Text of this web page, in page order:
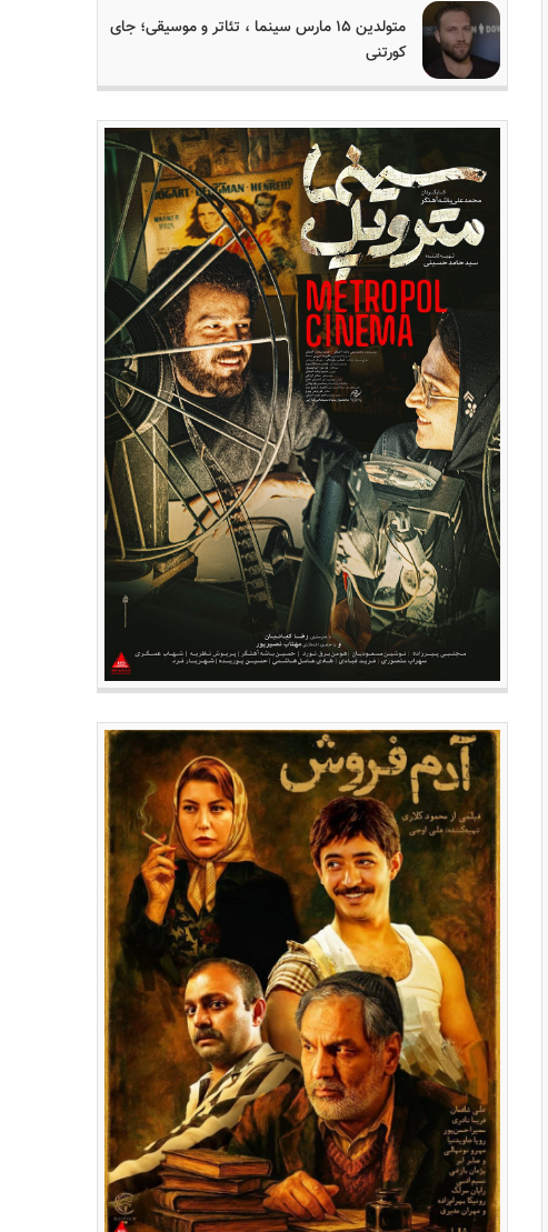
متولدین ۱۵ مارس سینما ، تئاتر و موسیقی؛ جای
کورتنی